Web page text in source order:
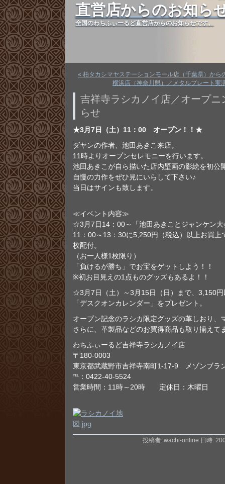
直営店からのお知ら
全国のわちふぃーるど直営店からのお知らせです。
« 柏タカシマヤステーションモール店（千葉県）から
横浜店（神奈川県）／メタルプレート実
吉祥寺ラシカノイ店／オープニ
らせ
★3月7日（土）11：00 オープン！！★
ダヤンの作者、池田あきこ来店。
11時よりオープンセレモニーを行います。
池田あきこが自ら描いた店内壁画の影絵を初公
自慢の力作をぜひ見にいらして下さい♪
当日はサインも致します。
≪イベント内容≫
☆3月7日14：00～「池田あきことジャンケン大
11：00～13：30に5,250円（税込）以上お買上
枚配付。
（お一人様1枚限り）
「負けるが勝ち」でお宝をゲットしよう！！
※初お目見えの1点ものグッズもあるよ！！
☆3月7日（土）～3月15日（日）まで、3,150
「デスクオンカレンダー」をプレゼント。
オープン記念のラシカ限定グッズの革しおり、
さらに、革製品などのお買得商品も取り揃えて
わちふぃーるど吉祥寺ラシカノイ店
〒180-0003
東京都武蔵野市吉祥寺南町1-17-9 メゾンブラ
℡：0422-40-5524
営業時間：11時～20時 定休日：木曜日
投稿者: wachi-online 日時: